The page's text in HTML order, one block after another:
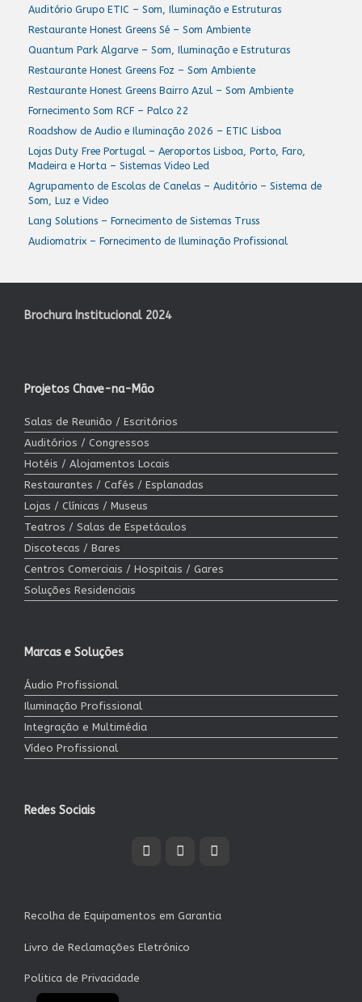
Auditório Grupo ETIC – Som, Iluminação e Estruturas
Restaurante Honest Greens Sé – Som Ambiente
Quantum Park Algarve – Som, Iluminação e Estruturas
Restaurante Honest Greens Foz – Som Ambiente
Restaurante Honest Greens Bairro Azul – Som Ambiente
Fornecimento Som RCF – Palco 22
Roadshow de Audio e Iluminação 2026 – ETIC Lisboa
Lojas Duty Free Portugal – Aeroportos Lisboa, Porto, Faro,
Madeira e Horta – Sistemas Video Led
Agrupamento de Escolas de Canelas – Auditório – Sistema de
Som, Luz e Video
Lang Solutions – Fornecimento de Sistemas Truss
Audiomatrix – Fornecimento de Iluminação Profissional
Brochura Institucional 2024
Projetos Chave-na-Mão
Salas de Reunião / Escritórios
Auditórios / Congressos
Hotéis / Alojamentos Locais
Restaurantes / Cafés / Esplanadas
Lojas / Clínicas / Museus
Teatros / Salas de Espetáculos
Discotecas / Bares
Centros Comerciais / Hospitais / Gares
Soluções Residenciais
Marcas e Soluções
Áudio Profissional
Iluminação Profissional
Integração e Multimédia
Vídeo Profissional
Redes Sociais
Recolha de Equipamentos em Garantia
Livro de Reclamações Eletrónico
Politica de Privacidade